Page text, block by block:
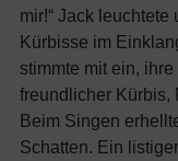
mir!“ Jack
Kürbisse im
stimmte mit ein,
freundlicher Kürbis,
Beim Singen
Schatten. Ein